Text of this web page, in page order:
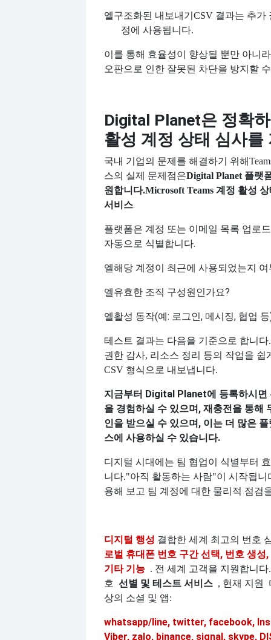
엘구조화된 내보내기 CSV 결과는 추가
정에 사용됩니다.
이를 통해 효율성이 향상될 뿐만 아니
오판으로 인한 잘못된 차단을 방지할
Digital Planet은 정확
활성 계정 상태 심사를
국내 기업의 문제를 해결하기 위해
스의 실제 문제점은Digital Planet 플랫
원합니다.Microsoft Teams 계정 활성
서비스.
플랫폼은 계정 또는 이메일 목록 업로
자동으로 식별합니다.
엘해당 계정이 최근에 사용되었는지 여
엘유효한 조직 구성원인가요?
엘활성 동작(예: 로그인, 메시징, 협업
테스트 결과는 다음을 기준으로 합니다.
권한 감사, 리소스 정리 등의 작업을 쉽
CSV 형식으로 내보냅니다.
지금부터 Digital Planet에 등록하시면
을 경험하실 수 있으며, 재충전을 통해
인을 받으실 수 있으며, 이는 더 많은
스에 사용하실 수 있습니다.
디지털 시대에는 팀 협업이 식별부터
니다."아직 활동하는 사람"이 시작됩니
용해 보고 팀 계정에 대한 물리적 점검
디지털 행성 결합한 세계 최고의 번호
로벌 휴대폰 번호 구간 선택, 번호 생성
기타 기능 . 전 세계 고객을 지원합니다.
호 선별 및 테스트 서비스 , 현재 지원
상의 소셜 및 앱:
whatsapp/line, twitter, facebook,
Viber, zalo, binance, signal, skype,